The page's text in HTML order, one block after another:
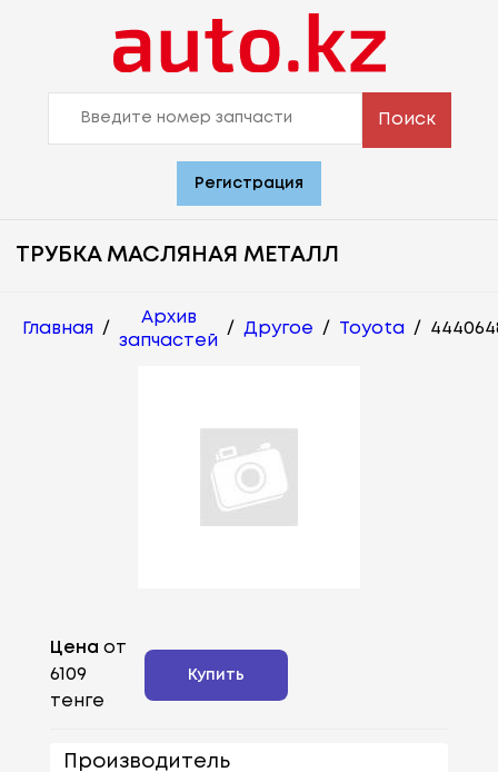
Поиск
Регистрация
ТРУБКА МАСЛЯНАЯ МЕТАЛЛ
Главная /
Архив
запчастей
/ Другое / Toyota /
Цена от
6109
тенге
Купить
Производитель